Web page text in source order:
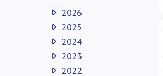
2026
2025
2024
2023
2022